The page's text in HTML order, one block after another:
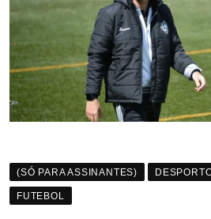
(SÓ PARA ASSINANTES)
FUTEBOL